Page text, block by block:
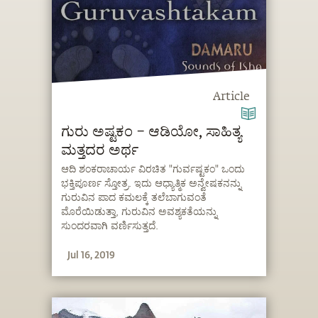
Article
ಗುರು ಅಷ್ಟಕಂ – ಆಡಿಯೋ, ಸಾಹಿತ್ಯ
ಮತ್ತದರ ಅರ್ಥ
ಆದಿ ಶಂಕರಾಚಾರ್ಯ ವಿರಚಿತ "ಗುರ್ವಷ್ಟಕಂ" ಒಂದು
ಭಕ್ತಿಪೂರ್ಣ ಸ್ತೋತ್ರ. ಇದು ಆಧ್ಯಾತ್ಮಿಕ ಅನ್ವೇಷಕನನ್ನು
ಗುರುವಿನ ಪಾದ ಕಮಲಕ್ಕೆ ತಲೆಬಾಗುವಂತೆ
ಮೊರೆಯಿಡುತ್ತಾ, ಗುರುವಿನ ಅವಶ್ಯಕತೆಯನ್ನು
ಸುಂದರವಾಗಿ ವರ್ಣಿಸುತ್ತದೆ.
Jul 16, 2019